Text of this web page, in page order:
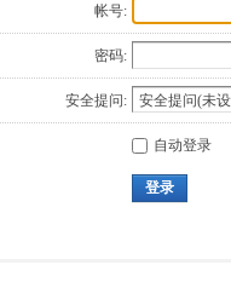
帐号:
密码:
安全提问:
自动登录
登录